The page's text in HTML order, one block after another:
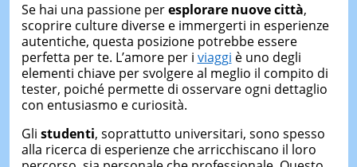
Se hai una passione peresplorare nuove città,
scoprire culture diverse e immergerti in esperienze
autentiche, questa posizione potrebbe essere
perfetta per te. L’amore per i viaggi è uno degli
elementi chiave per svolgere al meglio il compito di
tester, poiché permette di osservare ogni dettaglio
con entusiasmo e curiosità.
Gli studenti, soprattutto universitari, sono spesso
alla ricerca di esperienze che arricchiscano il loro